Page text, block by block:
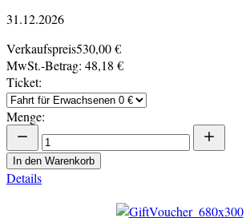
31.12.2026
Verkaufspreis530,00 €
MwSt.-Betrag: 48,18 €
Ticket:
Menge:
In den Warenkorb
Details